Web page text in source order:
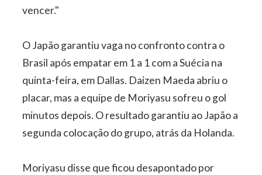
vencer."
O Japão garantiu vaga no confronto contra o
Brasil após empatar em 1 a 1 com a Suécia na
quinta-feira, em Dallas. Daizen Maeda abriu o
placar, mas a equipe de Moriyasu sofreu o gol
minutos depois. O resultado garantiu ao Japão a
segunda colocação do grupo, atrás da Holanda.
Moriyasu disse que ficou desapontado por